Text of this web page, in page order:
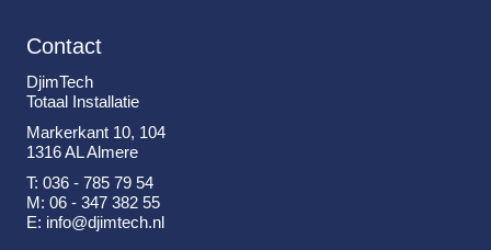
Contact
DjimTech
Totaal Installatie
Markerkant 10, 104
1316 AL Almere
T: 036 - 785 79 54
M: 06 - 347 382 55
E: info@djimtech.nl